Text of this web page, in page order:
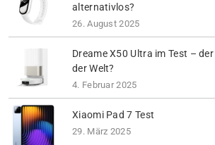
alternativlos?
26. August 2025
Dreame X50 Ultra im Test –
der Welt?
4. Februar 2025
Xiaomi Pad 7 Test
29. März 2025